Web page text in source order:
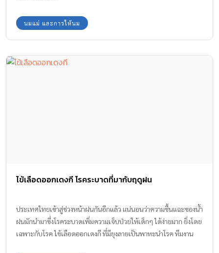
นมแม่ และการให้นม
ไข้เลือดออกเดงกี โรคระบาดที่มากับฤดูฝน
ประเทศไทยเข้าสู่ช่วงหน้าฝนกันอีกแล้ว แน่นอนว่าความชื้นแฉะของน้ำ
ฝนมักนำมาซึ่งโรคระบาดเพิ่มความเจ็บป่วยให้เด็กๆ ได้ง่ายมาก ยิ่งโดย
เฉพาะกับโรค ไข้เลือดออกเดงกี ที่มียุงลายเป็นพาหะนำโรค ทีมงาน